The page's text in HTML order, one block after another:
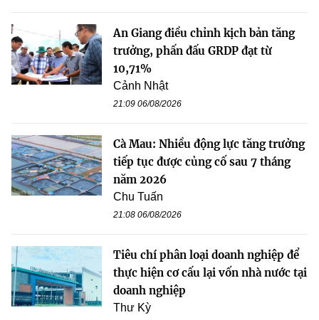
An Giang điều chỉnh kịch bản tăng
trưởng, phấn đấu GRDP đạt từ
10,71%
Cảnh Nhật
21:09 06/08/2026
Cà Mau: Nhiều động lực tăng trưởng
tiếp tục được củng cố sau 7 tháng
năm 2026
Chu Tuấn
21:08 06/08/2026
Tiêu chí phân loại doanh nghiệp để
thực hiện cơ cấu lại vốn nhà nước tại
doanh nghiệp
Thư Kỳ